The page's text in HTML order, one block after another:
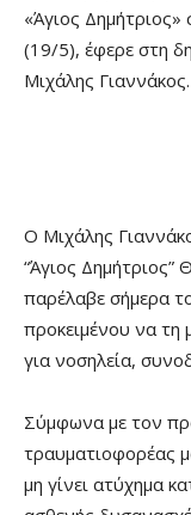
«Άγιος
(19/5), έφερε στη
Μιχάλης Γιαννάκος.
Ο Μιχάλης
“Άγιος Δημήτριος”
παρέλαβε σήμερα
προκειμένου να τη
για νοσηλεία,
Σύμφωνα με τον
τραυματιοφορέας
μη γίνει ατύχημα